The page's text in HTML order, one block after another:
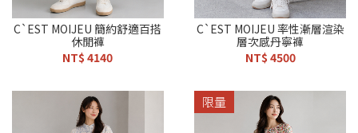
C`EST MOIJEU 簡約舒適百搭
休閒褲
NT$ 4140
C`EST MOIJEU 率性漸層渲染
層次感丹寧褲
NT$ 4500
限量